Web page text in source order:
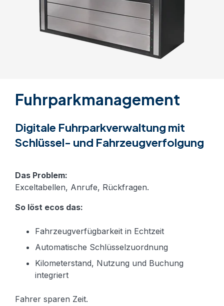
Fuhrparkmanagement
Digitale Fuhrparkverwaltung mit
Schlüssel- und Fahrzeugverfolgung
Das Problem:
Exceltabellen, Anrufe, Rückfragen.
So löst ecos das:
Fahrzeugverfügbarkeit in Echtzeit
Automatische Schlüsselzuordnung
Kilometerstand, Nutzung und Buchung
integriert
Fahrer sparen Zeit.